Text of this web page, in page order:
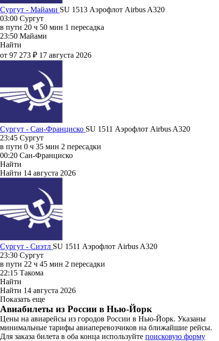
Сургут - Майами SU 1513 Аэрофлот Airbus A320
03:00 Сургут
в пути 20 ч 50 мин 1 пересадка
23:50 Майами
Найти
от 97 273 ₽ 17 августа 2026
Сургут - Сан-Франциско SU 1511 Аэрофлот Airbus A320
23:45 Сургут
в пути 0 ч 35 мин 2 пересадки
00:20 Сан-Франциско
Найти
Найти 14 августа 2026
Сургут - Сиэтл SU 1511 Аэрофлот Airbus A320
23:30 Сургут
в пути 22 ч 45 мин 2 пересадки
22:15 Такома
Найти
Найти 14 августа 2026
Показать еще
Авиабилеты из России в Нью-Йорк
Цены на авиарейсы из городов России в Нью-Йорк. Указаны
минимальные тарифы авиаперевозчиков на ближайшие рейсы.
Для заказа билета в оба конца используйте поисковую форму